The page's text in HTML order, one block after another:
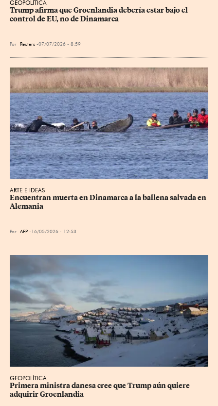
GEOPOLÍTICA
Trump afirma que Groenlandia debería estar bajo el
control de EU, no de Dinamarca
Por Reuters 07/07/2026 - 8:59
ARTE E IDEAS
Encuentran muerta en Dinamarca a la ballena salvada en
Alemania
Por AFP 16/05/2026 - 12:53
GEOPOLÍTICA
Primera ministra danesa cree que Trump aún quiere
adquirir Groenlandia